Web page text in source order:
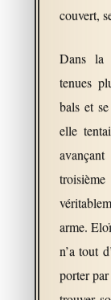
couvert,
Dans la
tenues
bals et
elle
arme.
n’a tout
porter